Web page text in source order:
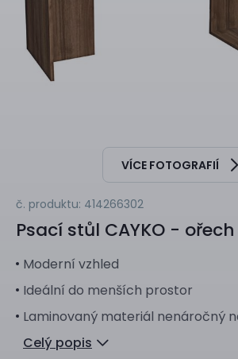
VÍCE FOTOGRAFIÍ
č. produktu: 414266302
Psací stůl CAYKO - ořech
Moderní vzhled
Ideální do menších prostor
Laminovaný materiál nenáročný
Celý popis